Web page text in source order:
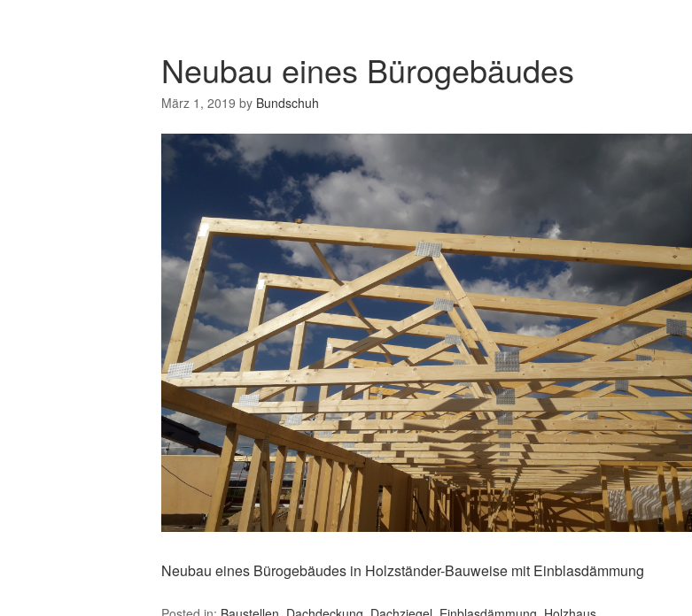
Neubau eines Bürogebäudes
März 1, 2019 by Bundschuh
Neubau eines Bürogebäudes in Holzständer-Bauweise mit Einblasdämmung